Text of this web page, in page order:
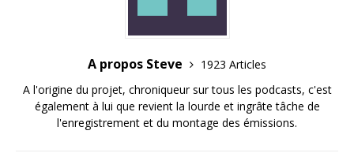
A propos Steve
1923 Articles
A l'origine du projet, chroniqueur sur tous les podcasts, c'est
également à lui que revient la lourde et ingrâte tâche de
l'enregistrement et du montage des émissions.